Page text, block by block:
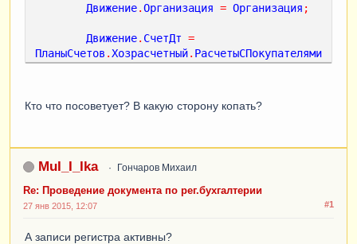
Движение.Организация = Организация ;
Движение. СчетДт =
ПланыСчетов .Хозрасчетный. РасчетыСПокупателями
Движение. СчетКт =
Движение.Сумма =
ТекСтрокаУслуги.Сумма;
Движение
Движение.Содержание
Кто что посоветует? В какую сторону копать?
MuI_I_Ika Гончаров Михаил
Re: Проведение документа по рег.бухгалтерии
#1
27 янв 2015, 12:07
А записи регистра активны?